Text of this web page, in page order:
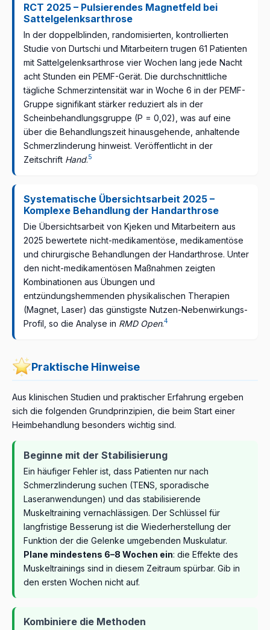
RCT 2025 – Pulsierendes Magnetfeld bei
Sattelgelenksarthrose
In der doppelblinden, randomisierten, kontrollierten
Studie von Durtschi und Mitarbeitern trugen 61 Patienten
mit Sattelgelenksarthrose vier Wochen lang jede Nacht
acht Stunden ein PEMF-Gerät. Die durchschnittliche
tägliche Schmerzintensität war in Woche 6 in der PEMF-
Gruppe signifikant stärker reduziert als in der
Scheinbehandlungsgruppe (P = 0,02), was auf eine
über die Behandlungszeit hinausgehende, anhaltende
Schmerzlinderung hinweist. Veröffentlicht in der
Zeitschrift Hand.5
Systematische Übersichtsarbeit 2025 –
Komplexe Behandlung der Handarthrose
Die Übersichtsarbeit von Kjeken und Mitarbeitern aus
2025 bewertete nicht-medikamentöse, medikamentöse
und chirurgische Behandlungen der Handarthrose. Unter
den nicht-medikamentösen Maßnahmen zeigten
Kombinationen aus Übungen und
entzündungshemmenden physikalischen Therapien
(Magnet, Laser) das günstigste Nutzen-Nebenwirkungs-
Profil, so die Analyse in RMD Open.4
Praktische Hinweise
Aus klinischen Studien und praktischer Erfahrung ergeben
sich die folgenden Grundprinzipien, die beim Start einer
Heimbehandlung besonders wichtig sind.
Beginne mit der Stabilisierung
Ein häufiger Fehler ist, dass Patienten nur nach
Schmerzlinderung suchen (TENS, sporadische
Laseranwendungen) und das stabilisierende
Muskeltraining vernachlässigen. Der Schlüssel für
langfristige Besserung ist die Wiederherstellung der
Funktion der die Gelenke umgebenden Muskulatur.
Plane mindestens 6–8 Wochen ein: die Effekte des
Muskeltrainings sind in diesem Zeitraum spürbar. Gib in
den ersten Wochen nicht auf.
Kombiniere die Methoden